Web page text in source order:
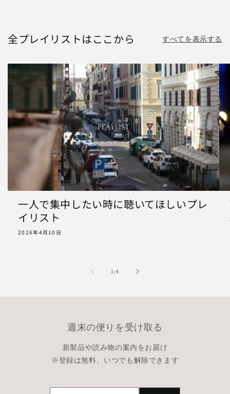
全プレイリストはここから すべてを表示する
一人で集中したい時に聴いてほしいプレ
イリスト
2026年4月10日
1/の
4
週末の便りを受け取る
新製品や読み物の案内をお届け
※登録は無料、いつでも解除できます